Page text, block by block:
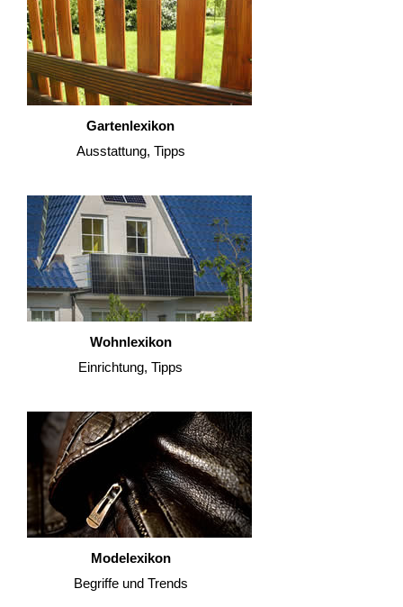
Gartenlexikon
Ausstattung, Tipps
Wohnlexikon
Einrichtung, Tipps
Modelexikon
Begriffe und Trends